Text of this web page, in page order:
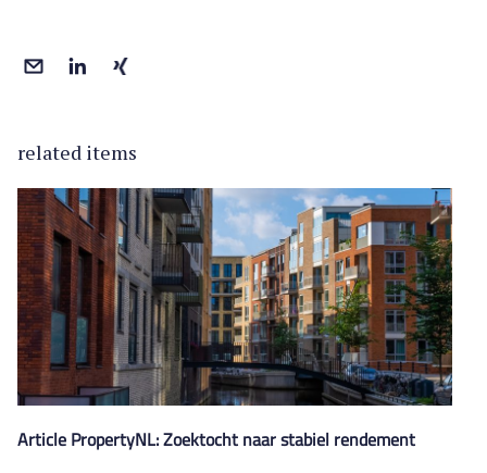
related items
Article PropertyNL: Zoektocht naar stabiel rendement